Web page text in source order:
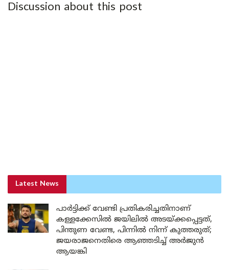
Discussion about this post
Latest News
പാർട്ടിക്ക് വേണ്ടി പ്രതികരിച്ചതിനാണ്
കള്ളക്കേസിൽ ജയിലിൽ അടയ്ക്കപ്പെട്ടത്,
പിന്തുണ വേണ്ട, പിന്നിൽ നിന്ന് കുത്തരുത്;
ജയരാജനെതിരെ ആഞ്ഞടിച്ച് അർജുൻ
ആയങ്കി